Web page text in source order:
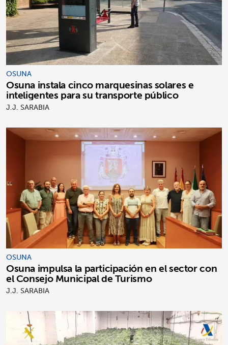
OSUNA
Osuna instala cinco marquesinas solares e
inteligentes para su transporte público
J.J. SARABIA
OSUNA
Osuna impulsa la participación en el sector con
el Consejo Municipal de Turismo
J.J. SARABIA